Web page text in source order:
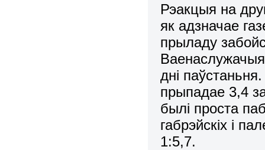
Рэакцыя на
як адзначае
прыладу
дні
прыпадае 3,4
былі проста
габрэйскіх і
1:5,7.